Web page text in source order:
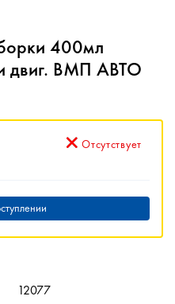
400мл
двиг. ВМП АВТО
Отсутствует
12077